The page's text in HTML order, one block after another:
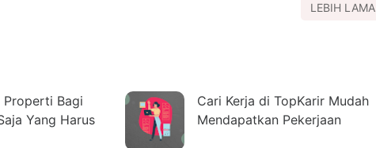
LEBIH LAMA
Properti Bagi
Yang Harus
Cari Kerja di TopKarir Mudah
Mendapatkan Pekerjaan